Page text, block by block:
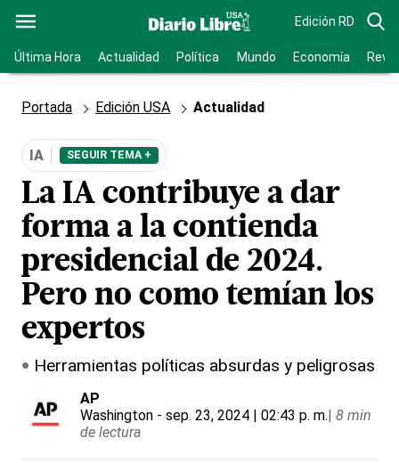
Edición RD
Última Hora Actualidad Política Mundo Economía
Portada Edición USA Actualidad
IA SEGUIR TEMA +
La IA contribuye a dar
forma a la contienda
presidencial de 2024.
Pero no como temían los
expertos
Herramientas políticas absurdas y peligrosas
AP
Washington - sep. 23, 2024 | 02:43 p. m.| 8 min
de lectura